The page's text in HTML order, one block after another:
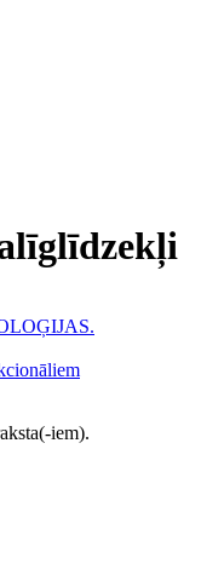
iem).